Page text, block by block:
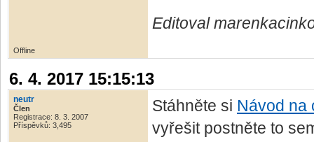
Editoval
Offline
6. 4. 2017 15:15:13
neutr
Člen
Registrace: 8. 3. 2007
Příspěvků: 3,495
Stáhněte si Návod na
vyřešit postněte to